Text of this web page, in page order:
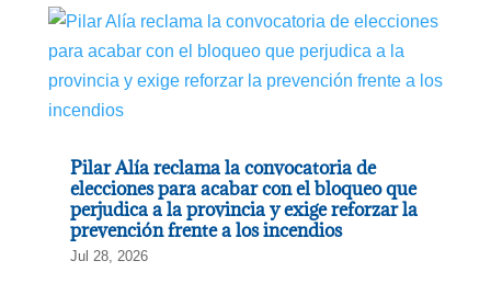
Pilar Alía reclama la convocatoria de
elecciones para acabar con el bloqueo que
perjudica a la provincia y exige reforzar la
prevención frente a los incendios
Jul 28, 2026